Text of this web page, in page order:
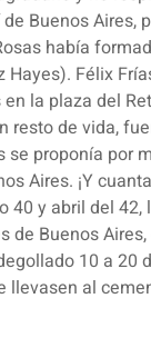
de Buenos
había
Félix
la plaza del
resto de vida,
se proponía por
Aires. ¡Y
40 y abril del
de Buenos
10 a
llevasen al